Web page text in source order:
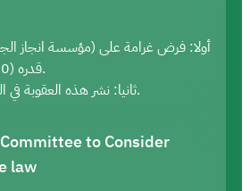
أولا: فرض غرامة على (مؤسسة انجاز
قدره (20,000) ريال سعودي.
ثانيا: نشر هذه العقوبة في الموقع الإلكتروني للهيئة.
to Consider
law